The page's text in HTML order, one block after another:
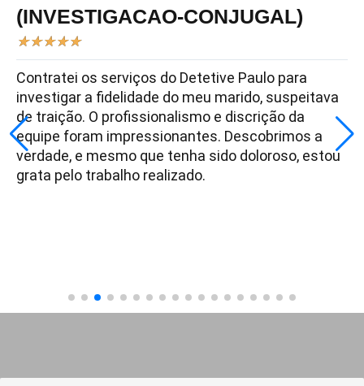
(INVESTIGACAO-CONJUGAL)
★★★★★
Contratei os serviços do Detetive Paulo para
investigar a fidelidade do meu marido, suspeitava
de traição. O profissionalismo e discrição da
equipe foram impressionantes. Descobrimos a
verdade, e mesmo que tenha sido doloroso, estou
grata pelo trabalho realizado.